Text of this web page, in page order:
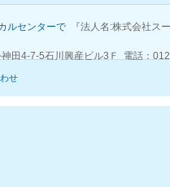
ルセンターで 『法人名:株式会社ス
田4-7-5石川興産ビル3Ｆ 電話：
せ